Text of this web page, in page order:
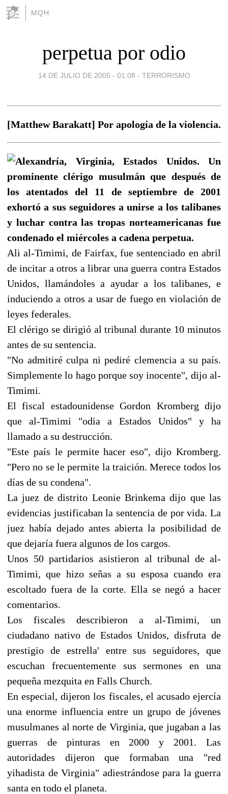
MQH
perpetua por odio
14 DE JULIO DE 2005 - 01:08 - TERRORISMO
[Matthew Barakatt] Por apología de la violencia.
Alexandría, Virginia, Estados Unidos. Un
prominente clérigo musulmán que después de
los atentados del 11 de septiembre de 2001
exhortó a sus seguidores a unirse a los talibanes
y luchar contra las tropas norteamericanas fue
condenado el miércoles a cadena perpetua.
Ali al-Timimi, de Fairfax, fue sentenciado en abril
de incitar a otros a librar una guerra contra Estados
Unidos, llamándoles a ayudar a los talibanes, e
induciendo a otros a usar de fuego en violación de
leyes federales.
El clérigo se dirigió al tribunal durante 10 minutos
antes de su sentencia.
"No admitiré culpa ni pediré clemencia a su país.
Simplemente lo hago porque soy inocente", dijo al-
Timimi.
El fiscal estadounidense Gordon Kromberg dijo
que al-Timimi "odia a Estados Unidos" y ha
llamado a su destrucción.
"Este país le permite hacer eso", dijo Kromberg.
"Pero no se le permite la traición. Merece todos los
días de su condena".
La juez de distrito Leonie Brinkema dijo que las
evidencias justificaban la sentencia de por vida. La
juez había dejado antes abierta la posibilidad de
que dejaría fuera algunos de los cargos.
Unos 50 partidarios asistieron al tribunal de al-
Timimi, que hizo señas a su esposa cuando era
escoltado fuera de la corte. Ella se negó a hacer
comentarios.
Los fiscales describieron a al-Timimi, un
ciudadano nativo de Estados Unidos, disfruta de
prestigio de estrella' entre sus seguidores, que
escuchan frecuentemente sus sermones en una
pequeña mezquita en Falls Church.
En especial, dijeron los fiscales, el acusado ejercía
una enorme influencia entre un grupo de jóvenes
musulmanes al norte de Virginia, que jugaban a las
guerras de pinturas en 2000 y 2001. Las
autoridades dijeron que formaban una "red
yihadista de Virginia" adiestrándose para la guerra
santa en todo el planeta.